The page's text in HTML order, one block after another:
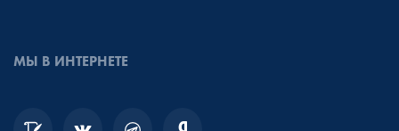
МЫ В ИНТЕРНЕТЕ